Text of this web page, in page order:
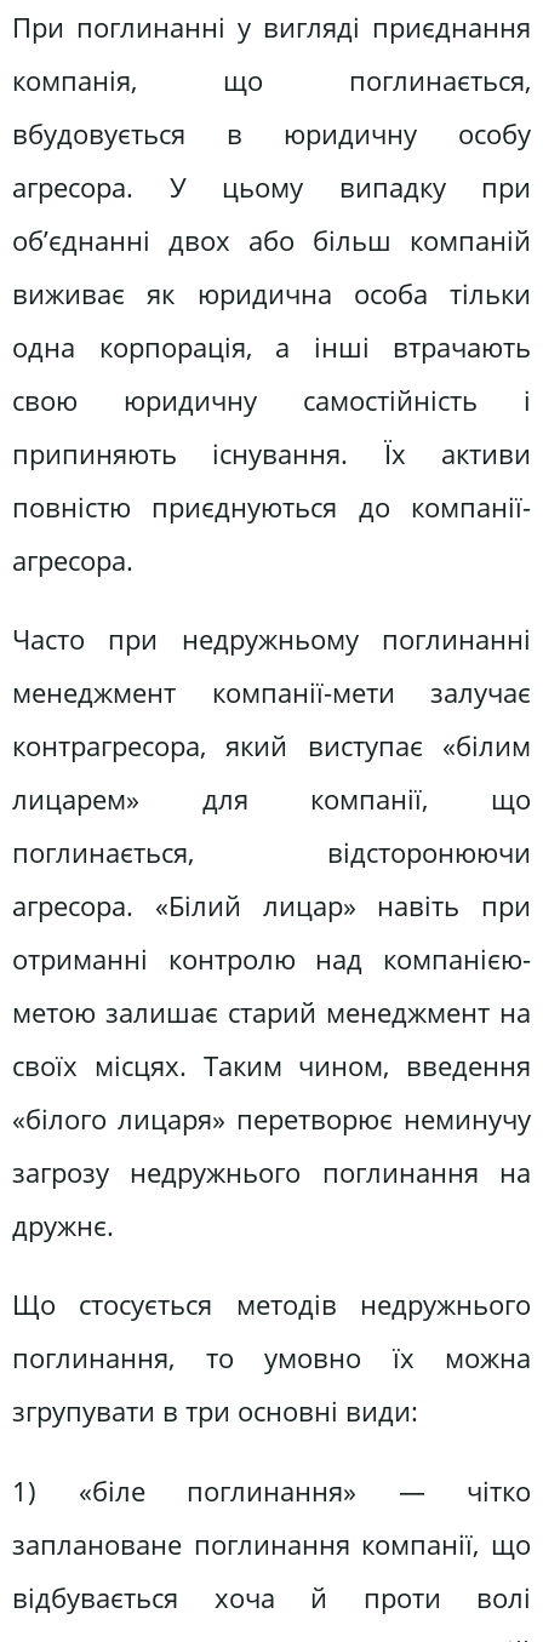
При поглинанні у вигляді приєднання
компанія, що поглинається,
вбудовується в юридичну особу
агресора. У цьому випадку при
об’єднанні двох або більш компаній
виживає як юридична особа тільки
одна корпорація, а інші втрачають
свою юридичну самостійність і
припиняють існування. Їх активи
повністю приєднуються до компанії-
агресора.
Часто при недружньому поглинанні
менеджмент компанії-мети залучає
контрагресора, який виступає «білим
лицарем» для компанії, що
поглинається, відсторонюючи
агресора. «Білий лицар» навіть при
отриманні контролю над компанією-
метою залишає старий менеджмент на
своїх місцях. Таким чином, введення
«білого лицаря» перетворює неминучу
загрозу недружнього поглинання на
дружнє.
Що стосується методів недружнього
поглинання, то умовно їх можна
згрупувати в три основні види:
1) «біле поглинання» — чітко
заплановане поглинання компанії, що
відбувається хоча й проти волі